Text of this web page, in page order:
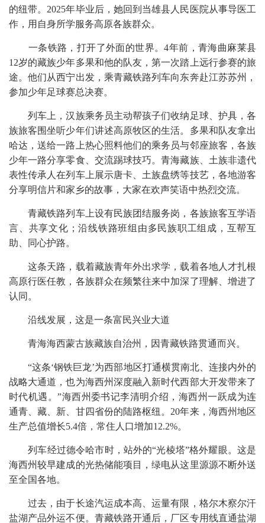
的纽带。2025年毕业后，她回到当雄县人民医院从事导医工
作，用自身所学服务高原各族群众。
一条铁路，打开了外面的世界。4年前，青海曲麻莱县
12岁的藏族少年多果和他的队友，第一次踏上远行参赛的旅
途。他们从西宁出发，乘青藏铁路列车向东奔赴江苏苏州，
参加少年足球赛总决赛。
列车上，汉族乘务员主动帮孩子们收纳足球、护具，各
族旅客围坐听少年们讲述高原牧区的生活。多果和队友拿出
哈达，送给一路上热心照料他们的乘务员与邻座旅客，各族
少年一路分享零食、交流踢球技巧。青海藏族、土族非遗代
表性传承人在列车上展示唐卡、土族盘绣等技艺，各地游客
分享明信片和家乡的故事，大家在欢声笑语中热烈交流。
青藏铁路列车上设有民族团结服务岗，各族旅客互学语
言、共享文化；沿线铁路班组由多民族职工组成，互帮互
助、同心护路。
这条天路，载着藏族青年外出求学，载着各地人才扎根
高原行医任教，各族群众在频繁往来中加深了理解、增进了
认同。
沿线发展，这是一条富民兴业大道
青海海西蒙古族藏族自治州，因青藏铁路贯通而兴。
“这条‘钢铁巨龙’为西部地区打通横贯南北、连接内外的
战略大通道，也为海西州深度融入新时代西部大开发带来了
时代机遇。”海西州委书记李清明介绍，海西州一跃成为连
通青、藏、新、甘四省份的陆路枢纽。20年来，海西州地区
生产总值增长5.4倍，常住人口增加12.2%。
列车经过德令哈市时，站外的“光棱塔”格外耀眼。这是
海西州较早建成的光热储能项目，绿电从这里源源不断外送
至全国各地。
过去，由于长途汽运成本高、运量有限，格尔木察尔汗
盐湖产品外运不便。青藏铁路开通后，厂区专用线直通盐湖